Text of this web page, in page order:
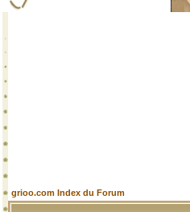
grioo.com Index du Forum